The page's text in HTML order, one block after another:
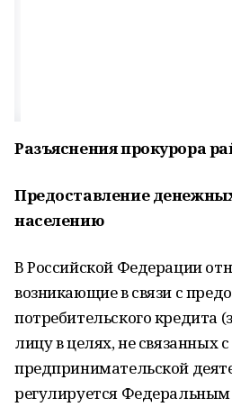
Разъяснения прокурора
Предоставление
населению
В Российской Федерации
возникающие в связи с
потребительского кредита
лицу в целях, не связанных
предпринимательской
регулируется Федеральным